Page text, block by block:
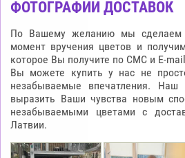
ФОТОГРАФИИ ДОСТАВОК
По Вашему желанию мы сделаем
момент вручения цветов и
которое Вы получите по СМС и E-
Вы можете купить у нас не
незабываемые впечатления. Наш
выразить Ваши чувства новым
незабываемыми цветами с
Латвии.